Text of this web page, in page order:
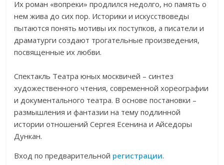
Их роман «вопреки» продлился недолго, но память о
нем жива до сих пор. Историки и искусствоведы
пытаются понять мотивы их поступков, а писатели и
драматурги создают трогательные произведения,
посвященные их любви.
Спектакль Театра юных москвичей – синтез
художественного чтения, современной хореографии
и документального театра. В основе постановки –
размышления и фантазии на тему подлинной
истории отношений Сергея Есенина и Айседоры
Дункан.
Вход по предварительной регистрации.